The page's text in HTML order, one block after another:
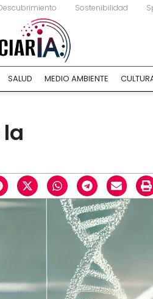
Sostenibilidad
SALUD MEDIO AMBIENTE